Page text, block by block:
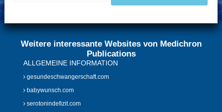
Weitere interessante Websites von Medichron
Publications
ALLGEMEINE INFORMATION
gesundeschwangerschaft.com
babywunsch.com
serotonindefizit.com